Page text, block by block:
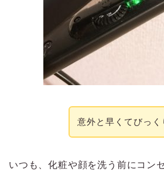
意外と早くてびっく
いつも、化粧や顔を洗う前にコン